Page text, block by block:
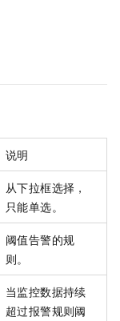
说明
从下拉框选择，
只能单选。
阈值告警的规
则。
当监控数据持续
超过报警规则阈